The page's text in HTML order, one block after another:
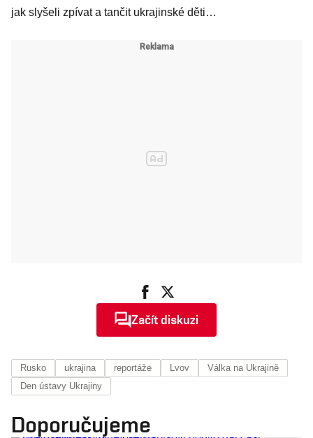
jak slyšeli zpívat a tančit ukrajinské děti…
Začít diskuzi
Rusko ukrajina reportáže Lvov
Válka na Ukrajině
Den ústavy Ukrajiny
Doporučujeme